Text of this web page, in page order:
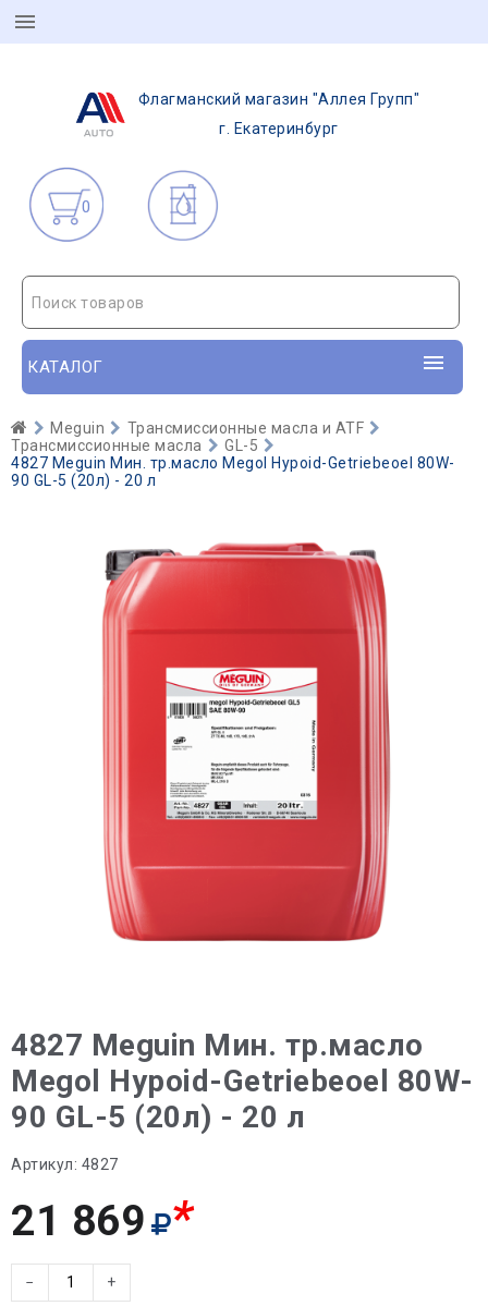
Флагманский магазин "Аллея Групп"
г. Екатеринбург
0
Поиск товаров
КАТАЛОГ
Meguin
Трансмиссионные масла и ATF
Трансмиссионные масла
GL-5
4827 Meguin Мин. тр.масло Megol Hypoid-Getriebeoel 80W-
90 GL-5 (20л) - 20 л
4827 Meguin Мин. тр.масло
Megol Hypoid-Getriebeoel 80W-
90 GL-5 (20л) - 20 л
Артикул: 4827
21 869 *
− +